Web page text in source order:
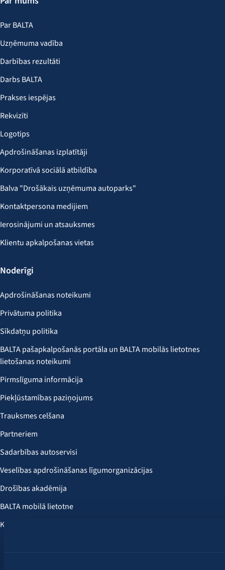
Par BALTA
Uzņēmuma vadība
Darbības rezultāti
Darbs BALTA
Prakses iespējas
Rekvizīti
Logotips
Apdrošināšanas izplatītāji
Korporatīvā sociālā atbildība
Balva "Drošākais uzņēmuma autoparks"
Kontaktpersona medijiem
Ierosinājumi un atsauksmes
Klientu apkalpošanas vietas
Noderīgi
Apdrošināšanas noteikumi
Privātuma politika
Sīkdatņu politika
BALTA pašapkalpošanās portāla un BALTA mobilās lietotnes
lietošanas noteikumi
Pirmslīguma informācija
Piekļūstamības paziņojums
Trauksmes celšana
Partneriem
Sadarbības autoservisi
Veselības apdrošināšanas līgumorganizācijas
Drošības akadēmija
BALTA mobilā lietotne
Klientu labumi